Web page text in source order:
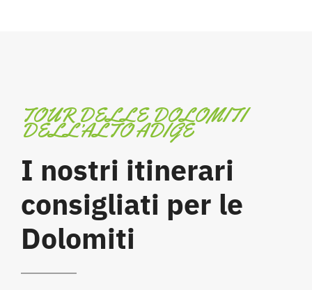
TOUR DELLE DOLOMITI
DELL’ALTO ADIGE
I nostri itinerari
consigliati per le
Dolomiti